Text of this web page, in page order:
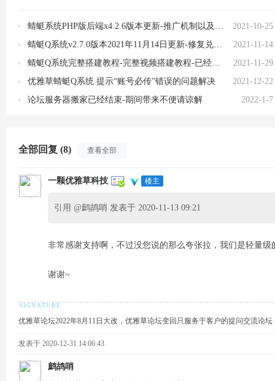
2021-10-25
蜻蜓系统PHP版后端x4.2.6版本更新-推广机制以及本地缓存
2021-11-14
蜻蜓Q系统v2.7.0版本2021年11月14日更新-修复兑换点卡余额问题新增开通vip支持余额支付
2021-11-29
蜻蜓Q系统完整搭建教程-完整视频搭建教程-已经发布各大平台
2021-12-22
优雅草蜻蜓Q系统 提示“账号必传”错误的问题解决
2022-1-7
论坛服务器搬家已经结束-期间带来不便请谅解
全部回复 (8) 查看全部
一颗优雅草科技 楼主
引用 @鹧鸪哨 发表于 2020-11-13 09:21
非常感谢支持啊，不过没您说的那么夸张拉，我们是轻量
谢谢~
优雅草论坛2022年8月11日大改，优雅草论坛变回只服务于客户的提问交流论坛
发表于 2020-12-31 14:06:43
鹧鸪哨